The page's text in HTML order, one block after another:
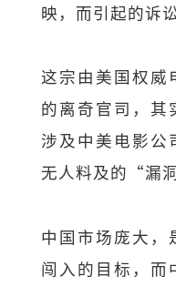
映，而引起的诉
这宗由美国权威
的离奇官司，其
涉及中美电影公
无人料及的“漏
中国市场庞大，
闯入的目标，而